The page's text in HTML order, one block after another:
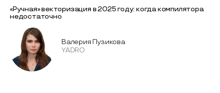
«Ручная» векторизация в 2025 году: когда компилятора
недостаточно
Валерия Пузикова
YADRO